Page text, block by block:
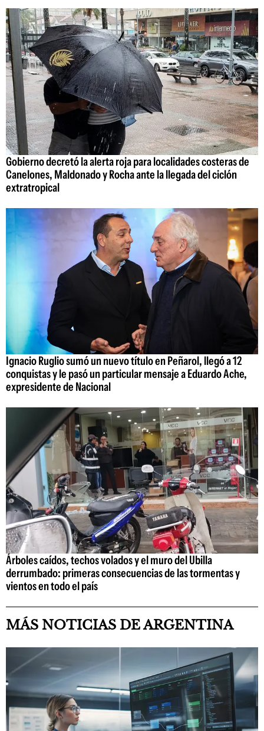
Gobierno decretó la alerta roja para localidades costeras de
Canelones, Maldonado y Rocha ante la llegada del ciclón
extratropical
Ignacio Ruglio sumó un nuevo título en Peñarol, llegó a 12
conquistas y le pasó un particular mensaje a Eduardo Ache,
expresidente de Nacional
Árboles caídos, techos volados y el muro del Ubilla
derrumbado: primeras consecuencias de las tormentas y
vientos en todo el país
MÁS NOTICIAS DE ARGENTINA